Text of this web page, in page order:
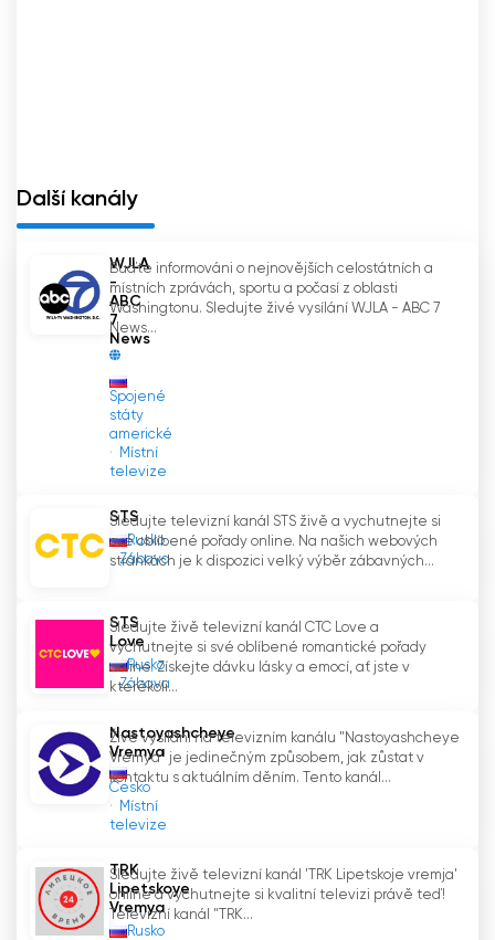
Další kanály
WJLA
-
ABC
7
News
Spojené
státy
americké
Místní
televize
Buďte informováni o nejnovějších celostátních a
místních zprávách, sportu a počasí z oblasti
Washingtonu. Sledujte živé vysílání WJLA - ABC 7
News...
STS
Rusko
Zábava
Sledujte televizní kanál STS živě a vychutnejte si
své oblíbené pořady online. Na našich webových
stránkách je k dispozici velký výběr zábavných...
STS
Love
Rusko
Zábava
Sledujte živě televizní kanál CTC Love a
vychutnejte si své oblíbené romantické pořady
online. Získejte dávku lásky a emocí, ať jste v
kterékoli...
Nastoyashcheye
Vremya
Česko
Místní
televize
Živě vysílání na televizním kanálu "Nastoyashcheye
Vremya" je jedinečným způsobem, jak zůstat v
kontaktu s aktuálním děním. Tento kanál...
TRK
Lipetskoye
Vremya
Rusko
Sledujte živě televizní kanál 'TRK Lipetskoje vremja'
online a vychutnejte si kvalitní televizi právě teď!
Televizní kanál "TRK...